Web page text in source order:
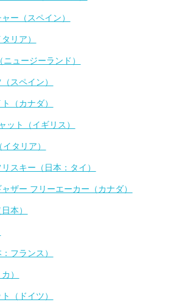
ー（スペイン）
リア）
ュージーランド）
スペイン）
（カナダ）
ット（イギリス）
タリア）
リスキー（日本：タイ）
ャザー フリーエーカー（カナダ）
本）
フランス）
）
（ドイツ）